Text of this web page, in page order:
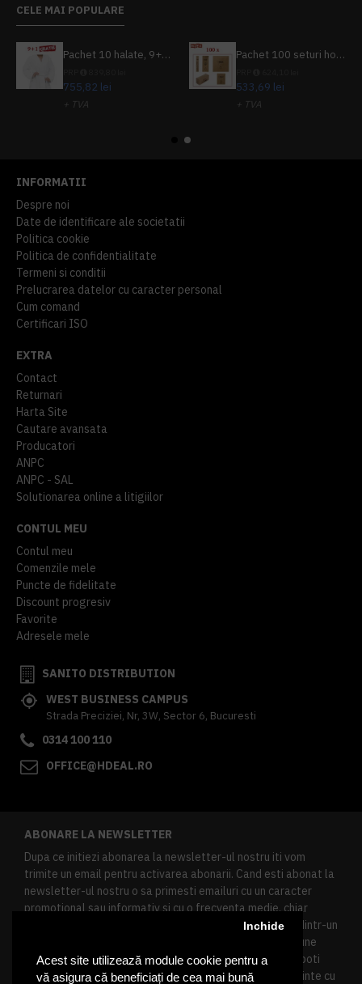
Acest site utilizează module cookie pentru a
vă asigura că beneficiați de cea mai bună
Inchide
CELE MAI POPULARE
Pachet 10 halate, 9+1 gratuit
755,82 lei
+ TVA
Pachet 100 seturi hoteliere, set dentar, set barbierit, casca de dus, pila unghii, set cusut
533,69 lei
+ TVA
INFORMATII
Despre noi
Date de identificare ale societatii
Politica cookie
Politica de confidentialitate
Termeni si conditii
Prelucrarea datelor cu caracter personal
Cum comand
Certificari ISO
EXTRA
Contact
Returnari
Harta Site
Cautare avansata
Producatori
ANPC
ANPC - SAL
Solutionarea online a litigiilor
CONTUL MEU
Contul meu
Comenzile mele
Puncte de fidelitate
Discount progresiv
Favorite
Adresele mele
SANITO DISTRIBUTION
WEST BUSINESS CAMPUS
Strada Preciziei, Nr, 3W, Sector 6, Bucuresti
0314 100 110
OFFICE@HDEAL.RO
ABONARE LA NEWSLETTER
Dupa ce initiezi abonarea la newsletter-ul nostru iti vom
trimite un email pentru activarea abonarii. Cand esti abonat la
newsletter-ul nostru o sa primesti emailuri cu un caracter
promotional sau informativ si cu o frecventa medie, chiar
redusa. Daca doresti sa te dezabonezi poti urma linkul dintr-un
newsletter primit, daca esti client inregistrat ai o sectiune
speciala in contul tau in acest scop, si de asemenea ne poti
contacta oricand pe email pentru orice intrebari sau cerinte cu